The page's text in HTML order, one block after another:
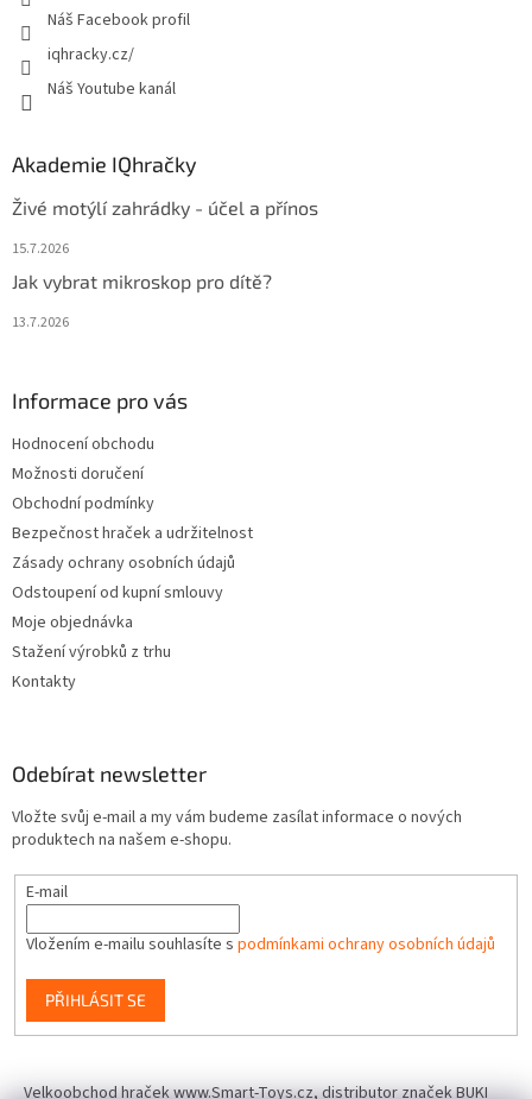
Náš Facebook profil
iqhracky.cz/
Náš Youtube kanál
Akademie IQhračky
Živé motýlí zahrádky - účel a přínos
15.7.2026
Jak vybrat mikroskop pro dítě?
13.7.2026
Informace pro vás
Hodnocení obchodu
Možnosti doručení
Obchodní podmínky
Bezpečnost hraček a udržitelnost
Zásady ochrany osobních údajů
Odstoupení od kupní smlouvy
Moje objednávka
Stažení výrobků z trhu
Kontakty
Odebírat newsletter
Vložte svůj e-mail a my vám budeme zasílat informace o nových
produktech na našem e-shopu.
E-mail
Vložením e-mailu souhlasíte s podmínkami ochrany osobních údajů
PŘIHLÁSIT SE
Velkoobchod hraček www.Smart-Toys.cz, distributor značek BUKI